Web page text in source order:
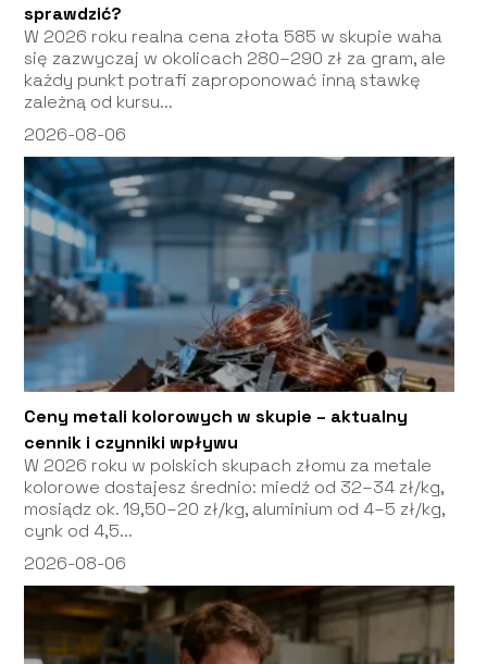
sprawdzić?
W 2026 roku realna cena złota 585 w skupie waha
się zazwyczaj w okolicach 280–290 zł za gram, ale
każdy punkt potrafi zaproponować inną stawkę
zależną od kursu...
2026-08-06
Ceny metali kolorowych w skupie – aktualny
cennik i czynniki wpływu
W 2026 roku w polskich skupach złomu za metale
kolorowe dostajesz średnio: miedź od 32–34 zł/kg,
mosiądz ok. 19,50–20 zł/kg, aluminium od 4–5 zł/kg,
cynk od 4,5...
2026-08-06